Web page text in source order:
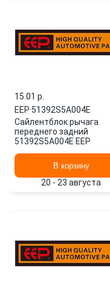
15.01 p.
EEP·51392S5A004E
Сайлентблок рычага
переднего задний
51392S5A004E EEP
В корзину
20 - 23 августа